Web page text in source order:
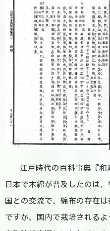
江戸時代の百科事典『和
日本で木綿が普及したのは
国との交流で、綿布の存在
ですが、国内で栽培されるよ